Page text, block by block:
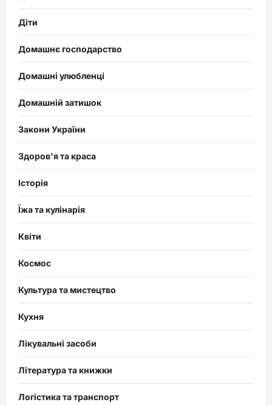
Діти
Домашнє господарство
Домашні улюбленці
Домашній затишок
Закони України
Здоров'я та краса
Історія
Їжа та кулінарія
Квіти
Космос
Культура та мистецтво
Кухня
Лікувальні засоби
Література та книжки
Логістика та транспорт